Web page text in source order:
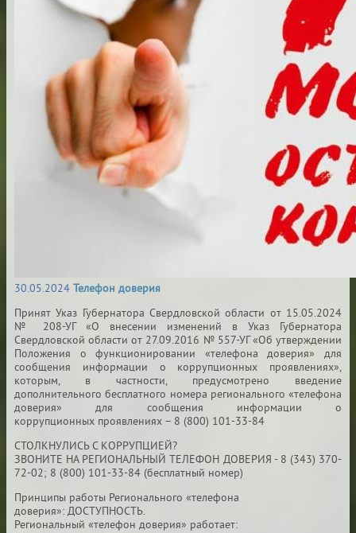
30.05.2024 Телефон доверия
Принят Указ Губернатора Свердловской области от 15.05.2024
№ 208-УГ «О внесении изменений в Указ Губернатора
Свердловской области от 27.09.2016 № 557-УГ «Об утверждении
Положения о функционировании «телефона доверия» для
сообщения информации о коррупционных проявлениях»,
которым, в частности, предусмотрено введение
дополнительного бесплатного номера регионального «телефона
доверия» для сообщения информации о
коррупционных проявлениях – 8 (800) 101-33-84
СТОЛКНУЛИСЬ С КОРРУПЦИЕЙ?
ЗВОНИТЕ НА РЕГИОНАЛЬНЫЙ ТЕЛЕФОН ДОВЕРИЯ - 8 (343) 370-
72-02; 8 (800) 101-33-84 (бесплатный номер)
Принципы работы Регионального «телефона
доверия»: ДОСТУПНОСТЬ.
Региональный «телефон доверия» работает: